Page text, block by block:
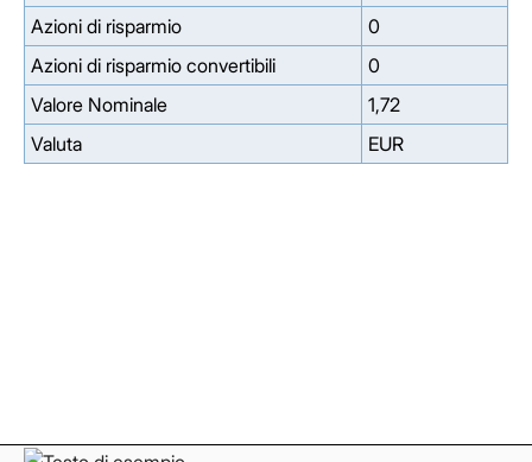
Azioni di risparmio
0
Azioni di risparmio convertibili
0
Valore Nominale
1,72
Valuta
EUR